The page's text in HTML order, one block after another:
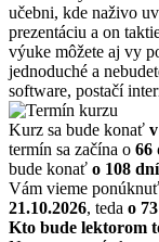
učebni, kde naživo
prezentáciu a on
výuke môžete aj vy
jednoduché a
software, postačí
Kurz sa bude konať
termín sa začína o 66
bude konať o 108 dní
Vám vieme
21.10.2026, teda o
Kto bude lektorom